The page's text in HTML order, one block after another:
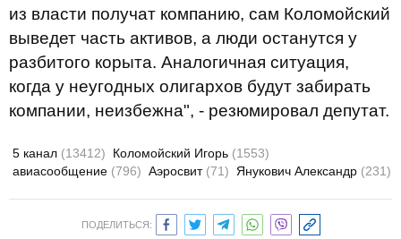
из власти получат компанию, сам Коломойский
выведет часть активов, а люди останутся у
разбитого корыта. Аналогичная ситуация,
когда у неугодных олигархов будут забирать
компании, неизбежна", - резюмировал депутат.
5 канал (13412) Коломойский Игорь (1553)
авиасообщение (796) Аэросвит (71) Янукович Александр (231)
ПОДЕЛИТЬСЯ: